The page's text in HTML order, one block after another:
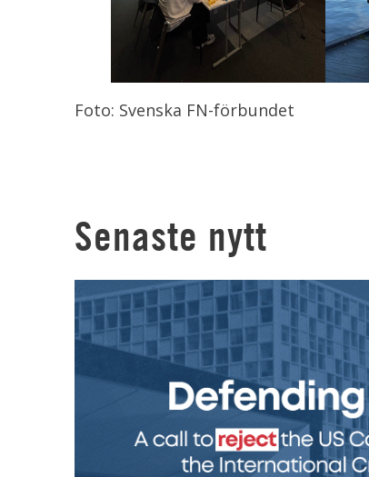
Foto: Svenska FN-förbundet
Senaste nytt